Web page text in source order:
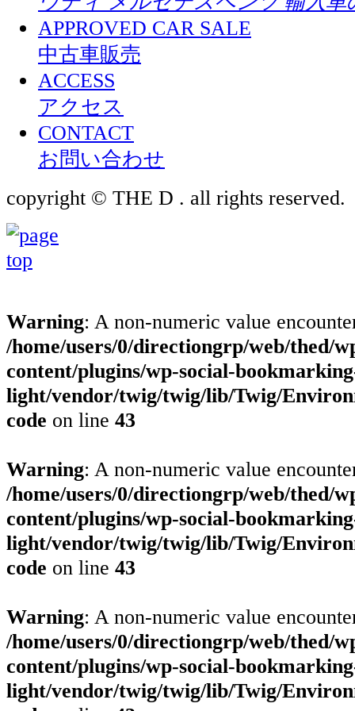
APPROVED CAR SALE
中古車販売
ACCESS
アクセス
CONTACT
お問い合わせ
copyright © THE D . all rights reserved.
Warning: A non-numeric value
/home/users/0/directiongrp/web/thed/
content/plugins/wp-social-
light/vendor/twig/twig/lib/Twig/
code on line 43
Warning: A non-numeric value
/home/users/0/directiongrp/web/thed/
content/plugins/wp-social-
light/vendor/twig/twig/lib/Twig/
code on line 43
Warning: A non-numeric value
/home/users/0/directiongrp/web/thed/
content/plugins/wp-social-
light/vendor/twig/twig/lib/Twig/